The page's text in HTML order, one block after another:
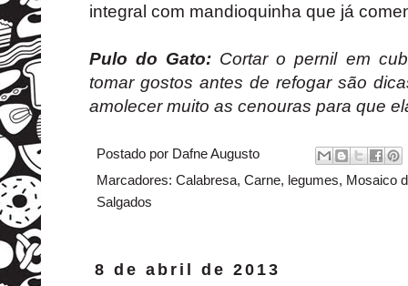
integral com mandioquinha que já
Pulo do Gato: Cortar o pernil em
tomar gostos antes de refogar são
amolecer muito as cenouras para que
Postado por Dafne Augusto
Marcadores: Calabresa, Carne, legumes, Mosaico
Salgados
8 de abril de 2013